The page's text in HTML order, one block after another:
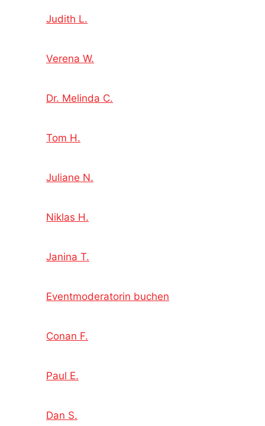
Judith L.
Verena W.
Dr. Melinda C.
Tom H.
Juliane N.
Niklas H.
Janina T.
Eventmoderatorin buchen
Conan F.
Paul E.
Dan S.